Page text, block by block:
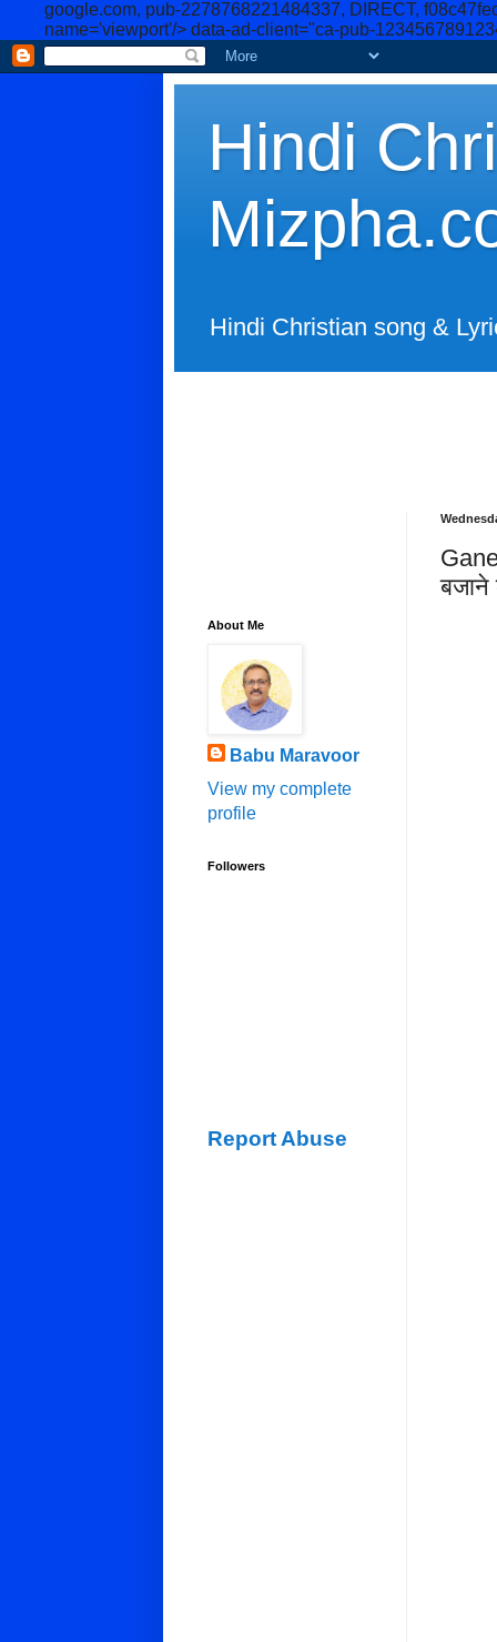
google.com, pub-2278768221484337, DIRECT,
name='viewport'/> data-ad-client="ca-pub-
Hindi
Hindi Christian song &
About Me
Babu Maravoor
View my complete
profile
Followers
Report Abuse